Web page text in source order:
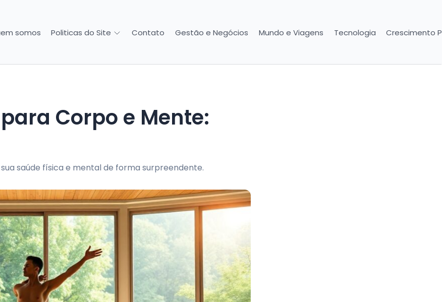
somos Politicas do Site Contato Gestão e Negócios Mundo e Viagens Tecnologia Crescimento
Corpo e Mente:
saúde física e mental de forma surpreendente.